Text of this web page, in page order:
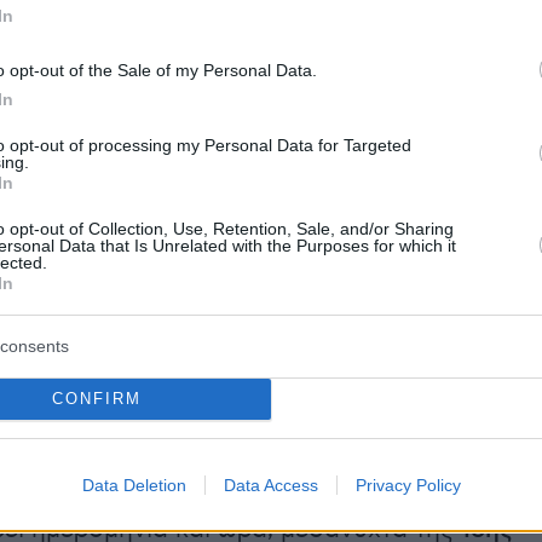
opt-out of the Sale of my Personal Data.
opt-out of processing my Personal Data for Targeted
opt-out of Collection, Use, Retention, Sale, and/or Sharing
Data that Is Unrelated with the Purposes for which it
CONFIRM
Data Deletion Data Access Privacy Policy
τις ημέρες που ακολούθησαν, με την
έστειλε η Δαμασκός– με τον τελικό
φθάνει τους σχεδόν 1.400 νεκρούς,
Δρούζους αμάχους.
τις κάμερες CCTV που εξασφάλισε το Sky
επαφής έναν εθελοντή ντυμένο με ιατρική
πλήθος άλλων τρομοκρατημένων
τομέα της υγείας κρατούνται υπό την
ημερομηνία και ώρα, μεσάνυχτα της16ης